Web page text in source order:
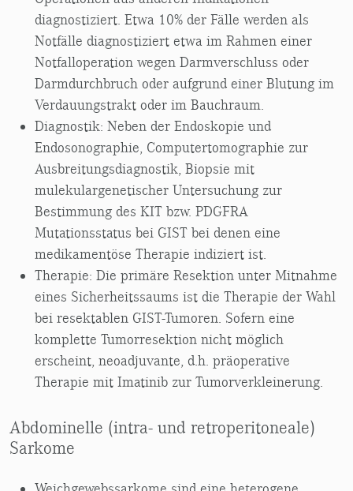
diagnostiziert. Etwa 10% der Fälle werden als
Notfälle diagnostiziert etwa im Rahmen einer
Notfalloperation wegen Darmverschluss oder
Darmdurchbruch oder aufgrund einer Blutung im
Verdauungstrakt oder im Bauchraum.
Diagnostik: Neben der Endoskopie und
Endosonographie, Computertomographie zur
Ausbreitungsdiagnostik, Biopsie mit
mulekulargenetischer Untersuchung zur
Bestimmung des KIT bzw. PDGFRA
Mutationsstatus bei GIST bei denen eine
medikamentöse Therapie indiziert ist.
Therapie: Die primäre Resektion unter Mitnahme
eines Sicherheitssaums ist die Therapie der Wahl
bei resektablen GIST-Tumoren. Sofern eine
komplette Tumorresektion nicht möglich
erscheint, neoadjuvante, d.h. präoperative
Therapie mit Imatinib zur Tumorverkleinerung.
Abdominelle (intra- und retroperitoneale)
Sarkome